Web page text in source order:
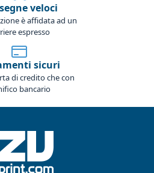
veloci
è affidata ad un
espresso
sicuri
di credito che con
bancario